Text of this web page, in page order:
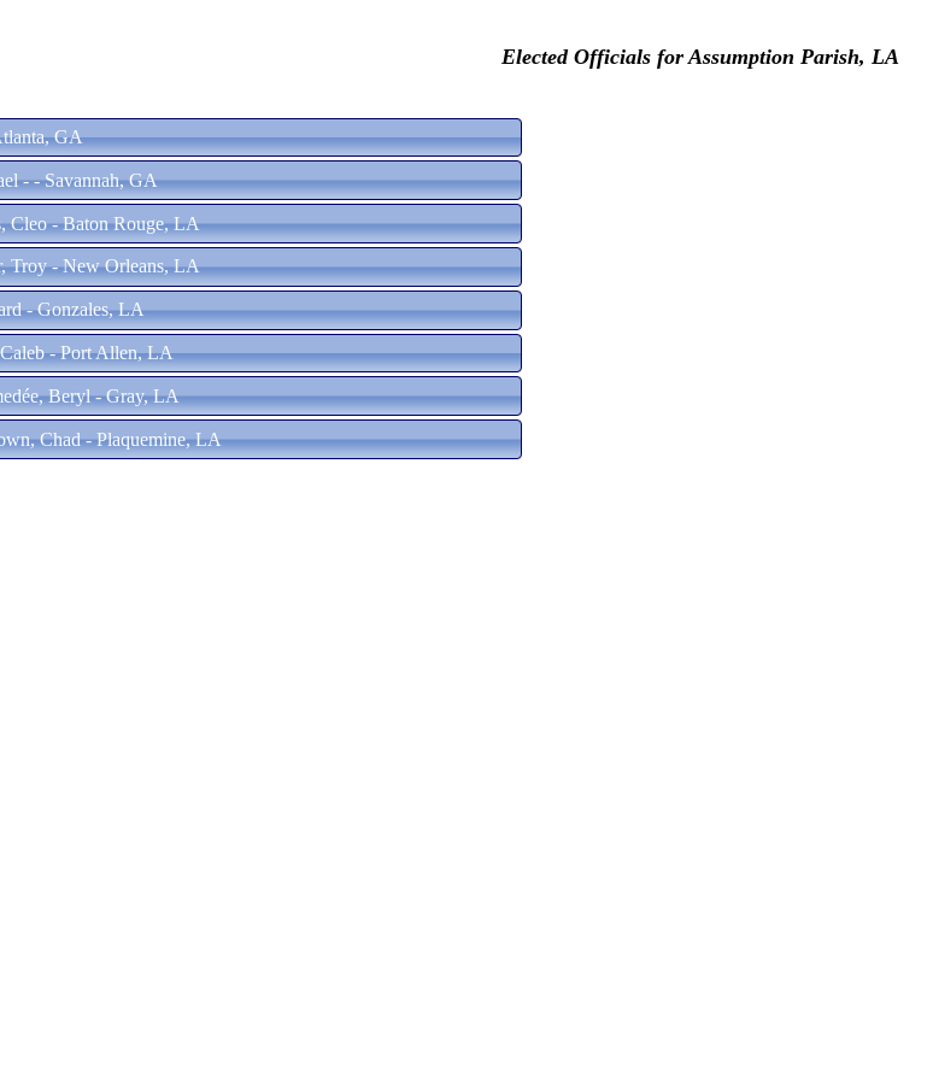
Elected Officials for Assumption Parish, LA
GA
- - Savannah, GA
Cleo - Baton Rouge, LA
Troy - New Orleans, LA
- Gonzales, LA
- Port Allen, LA
Beryl - Gray, LA
Chad - Plaquemine, LA